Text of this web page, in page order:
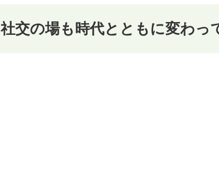
社交の場も時代とともに変わっ